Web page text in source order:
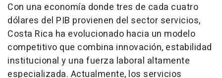
Con una economía donde tres de cada cuatro
dólares del PIB provienen del sector servicios,
Costa Rica ha evolucionado hacia un modelo
competitivo que combina innovación, estabilidad
institucional y una fuerza laboral altamente
especializada. Actualmente, los servicios